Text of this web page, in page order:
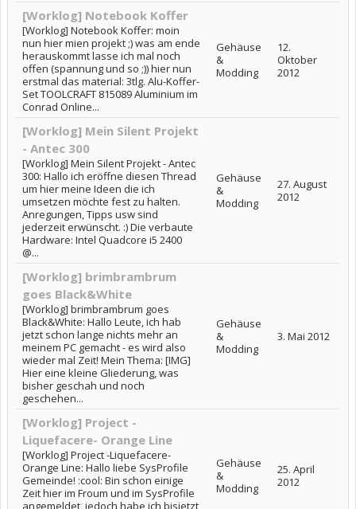
[Worklog] Notebook Koffer
[Worklog] Notebook Koffer: moin
nun hier mien projekt ;) was am ende
herauskommt lasse ich mal noch
offen (spannung und so ;)) hier nun
erstmal das material: 3tlg. Alu-Koffer-
Set TOOLCRAFT 815089 Aluminium im
Conrad Online...
Gehäuse
&
Modding
12.
Oktober
2012
[Worklog] Mein Silent Projekt
- Antec 300
[Worklog] Mein Silent Projekt - Antec
300: Hallo ich eröffne diesen Thread
um hier meine Ideen die ich
umsetzen möchte fest zu halten.
Anregungen, Tipps usw sind
jederzeit erwünscht. :) Die verbaute
Hardware: Intel Quadcore i5 2400
@...
Gehäuse
&
Modding
27. August
2012
[Worklog] brimbrambrum
goes Black&White
[Worklog] brimbrambrum goes
Black&White: Hallo Leute, ich hab
jetzt schon lange nichts mehr an
meinem PC gemacht - es wird also
wieder mal Zeit! Mein Thema: [IMG]
Hier eine kleine Gliederung, was
bisher geschah und noch
geschehen...
Gehäuse
&
Modding
3. Mai 2012
[Worklog] Project -
Liquefacere- Orange Line
[Worklog] Project -Liquefacere-
Orange Line: Hallo liebe SysProfile
Gemeinde! :cool: Bin schon einige
Zeit hier im Froum und im SysProfile
angemeldet, jedoch habe ich bisjetzt
Gehäuse
&
Modding
25. April
2012